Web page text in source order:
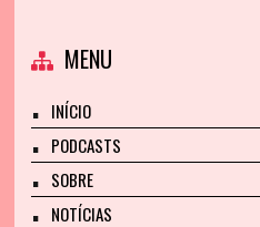
MENU
INÍCIO
PODCASTS
SOBRE
NOTÍCIAS